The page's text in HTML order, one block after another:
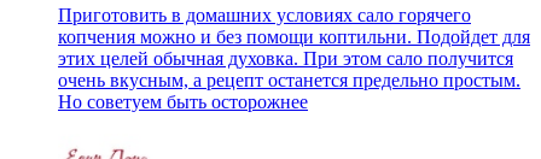
Приготовить в домашних условиях сало горячего
копчения можно и без помощи коптильни. Подойдет для
этих целей обычная духовка. При этом сало получится
очень вкусным, а рецепт останется предельно простым.
Но советуем быть осторожнее